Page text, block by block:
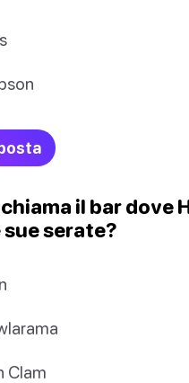
il bar dove
serate?
Clam